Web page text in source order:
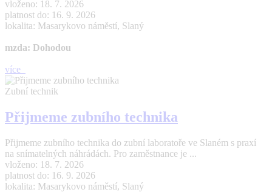
vloženo: 18. 7. 2026
platnost do: 16. 9. 2026
lokalita: Masarykovo náměstí, Slaný
mzda: Dohodou
více
Zubní technik
Přijmeme zubního technika
Přijmeme zubního technika do zubní laboratoře ve Slaném s praxí
na snímatelných náhrádách. Pro zaměstnance je ...
vloženo: 18. 7. 2026
platnost do: 16. 9. 2026
lokalita: Masarykovo náměstí, Slaný